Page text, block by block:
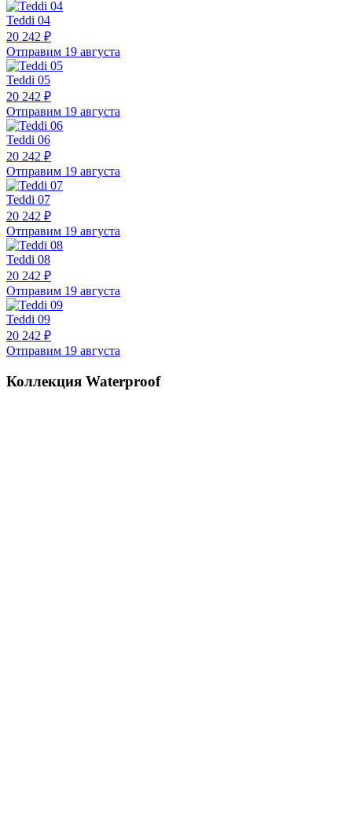
Teddi 04
20 242 ₽
Отправим 19 августа
Teddi 05
20 242 ₽
Отправим 19 августа
Teddi 06
20 242 ₽
Отправим 19 августа
Teddi 07
20 242 ₽
Отправим 19 августа
Teddi 08
20 242 ₽
Отправим 19 августа
Teddi 09
20 242 ₽
Отправим 19 августа
Коллекция Waterproof